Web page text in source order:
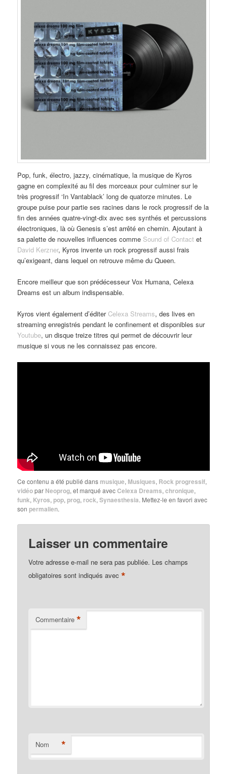
Pop, funk, électro, jazzy, cinématique, la musique de Kyros
gagne en complexité au fil des morceaux pour culminer sur le
très progressif ‘In Vantablack’ long de quatorze minutes. Le
groupe puise pour partie ses racines dans le rock progressif de la
fin des années quatre-vingt-dix avec ses synthés et percussions
électroniques, là où Genesis s’est arrêté en chemin. Ajoutant à
sa palette de nouvelles influences comme Sound of Contact et
David Kerzner, Kyros invente un rock progressif aussi frais
qu’exigeant, dans lequel on retrouve même du Queen.
Encore meilleur que son prédécesseur Vox Humana, Celexa
Dreams est un album indispensable.
Kyros vient également d’éditerCelexa Streams, des lives en
streaming enregistrés pendant le confinement et disponibles sur
Youtube, un disque treize titres qui permet de découvrir leur
musique si vous ne les connaissez pas encore.
Ce contenu a été publié dans musique, Musiques, Rock progressif,
vidéopar Neoprog, et marqué avecCelexa Dreams,chronique,
funk, Kyros, pop, prog, rock,Synaesthesia. Mettez-le en favori avec
son permalien.
Laisser un commentaire
Votre adresse e-mail ne sera pas publiée. Les champs
obligatoires sont indiqués avec*
Commentaire *
Nom *